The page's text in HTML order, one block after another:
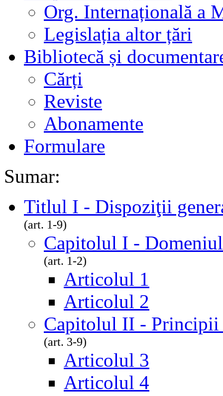
Org. Internațională a
Legislația altor țări
Bibliotecă și
Cărți
Reviste
Abonamente
Formulare
Sumar:
Titlul I - Dispoziţii
(art. 1-9)
Capitolul I -
(art. 1-2)
Articolul 1
Articolul 2
Capitolul II - Principii
(art. 3-9)
Articolul 3
Articolul 4